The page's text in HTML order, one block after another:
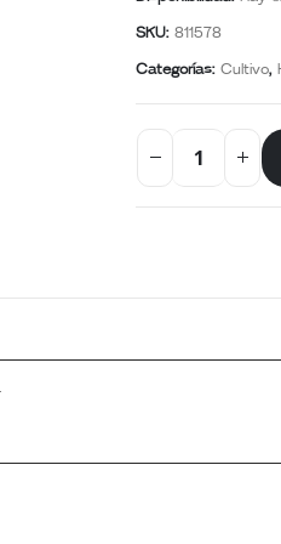
SKU: 811578
Categorías: Cultivo,